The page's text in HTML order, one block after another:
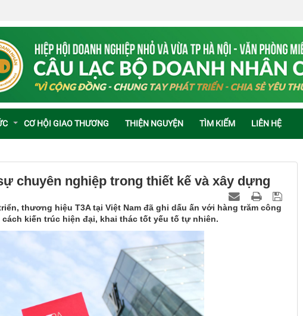
CƠ HỘI GIAO THƯƠNG THIỆN NGUYỆN TÌM KIẾM LIÊN HỆ
chuyên nghiệp trong thiết kế và xây dựng
thương hiệu T3A tại Việt Nam đã ghi dấu ấn với hàng trăm công
kiến trúc hiện đại, khai thác tốt yếu tố tự nhiên.